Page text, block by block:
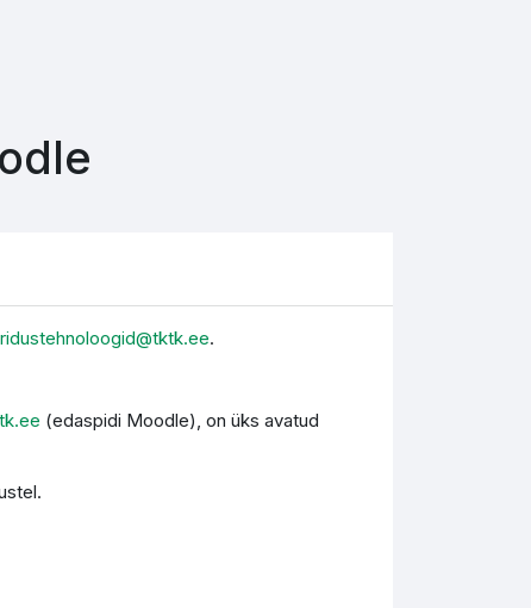
.
(edaspidi Moodle), on üks avatud